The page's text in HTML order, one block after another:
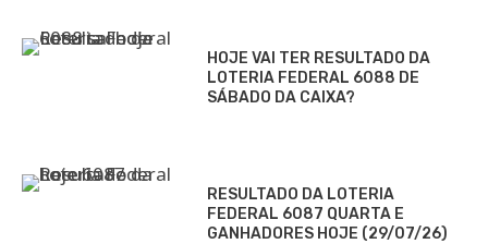
HOJE VAI TER RESULTADO DA
LOTERIA FEDERAL 6088 DE
SÁBADO DA CAIXA?
RESULTADO DA LOTERIA
FEDERAL 6087 QUARTA E
GANHADORES HOJE (29/07/26)